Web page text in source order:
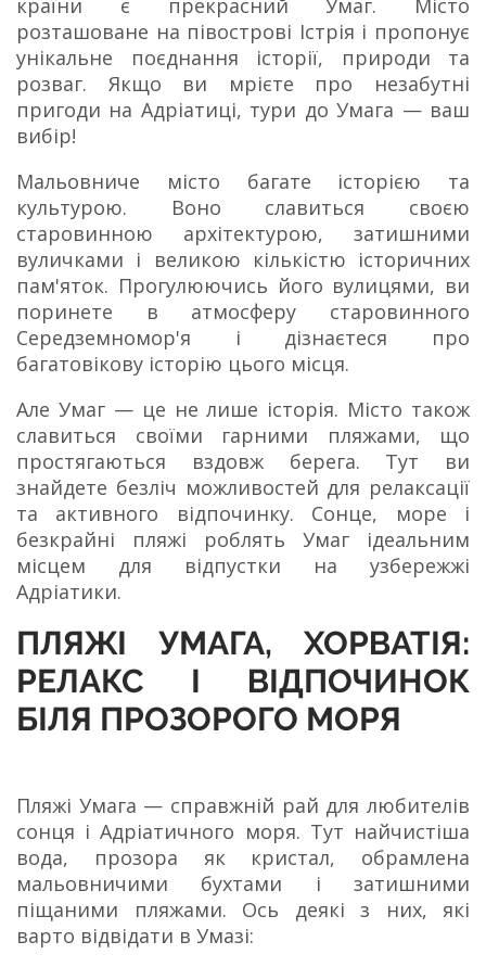
країни є прекрасний Умаг. Місто
розташоване на півострові Істрія і пропонує
унікальне поєднання історії, природи та
розваг. Якщо ви мрієте про незабутні
пригоди на Адріатиці, тури до Умага — ваш
вибір!
Мальовниче місто багате історією та
культурою. Воно славиться своєю
старовинною архітектурою, затишними
вуличками і великою кількістю історичних
пам'яток. Прогулюючись його вулицями, ви
поринете в атмосферу старовинного
Середземномор'я і дізнаєтеся про
багатовікову історію цього місця.
Але Умаг — це не лише історія. Місто також
славиться своїми гарними пляжами, що
простягаються вздовж берега. Тут ви
знайдете безліч можливостей для релаксації
та активного відпочинку. Сонце, море і
безкрайні пляжі роблять Умаг ідеальним
місцем для відпустки на узбережжі
Адріатики.
ПЛЯЖІ УМАГА, ХОРВАТІЯ:
РЕЛАКС І ВІДПОЧИНОК
БІЛЯ ПРОЗОРОГО МОРЯ
Пляжі Умага — справжній рай для любителів
сонця і Адріатичного моря. Тут найчистіша
вода, прозора як кристал, обрамлена
мальовничими бухтами і затишними
піщаними пляжами. Ось деякі з них, які
варто відвідати в Умазі: